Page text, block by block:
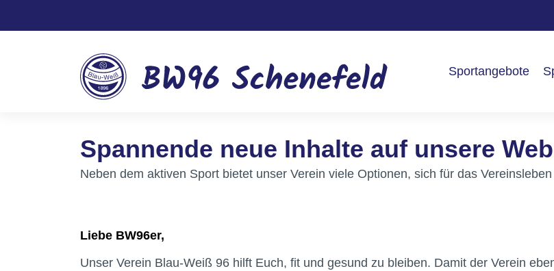
Sportangebote
Spannende neue Inhalte auf unsere
Neben dem aktiven Sport bietet unser Verein viele Optionen, sich für das
Liebe BW96er,
Unser Verein Blau-Weiß 96 hilft Euch, fit und gesund zu bleiben. Damit der Verein